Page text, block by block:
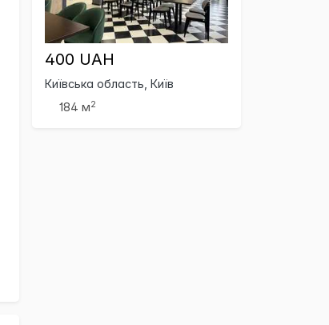
400 UAH
Київська область, Київ
184 м2